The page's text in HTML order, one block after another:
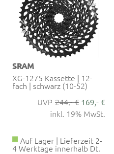
SRAM
XG-1275 Kassette | 12-
fach | schwarz (10-52)
244,- € 169,- €
inkl. 19% MwSt.
Auf Lager | Lieferzeit 2-
4 Werktage innerhalb Dt.